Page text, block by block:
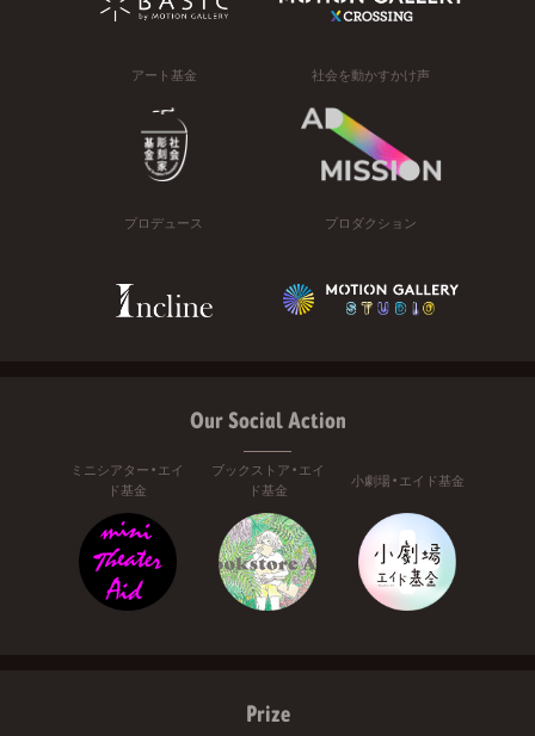
アート基金 社会を動かすかけ声
プロデュース プロダクション
Our Social Action
ミニシアター・エイ
ド基金
ブックストア・エイ
ド基金
小劇場・エイド基金
Prize